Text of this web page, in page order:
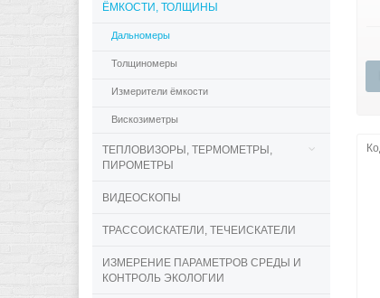
ЁМКОСТИ, ТОЛЩИНЫ
Дальномеры
Толщиномеры
Измерители ёмкости
Вискозиметры
ТЕПЛОВИЗОРЫ, ТЕРМОМЕТРЫ,
ПИРОМЕТРЫ
ВИДЕОСКОПЫ
ТРАССОИСКАТЕЛИ, ТЕЧЕИСКАТЕЛИ
ИЗМЕРЕНИЕ ПАРАМЕТРОВ СРЕДЫ И
КОНТРОЛЬ ЭКОЛОГИИ